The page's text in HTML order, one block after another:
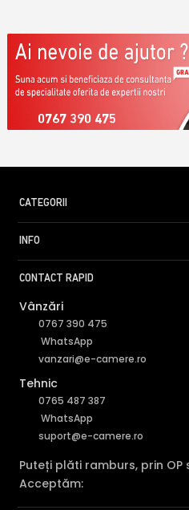
0767 390 475
CATEGORII
INFO
CONTACT RAPID
Vânzări
0767 390 475
WhatsApp
vanzari@e-camere.ro
Tehnic
0765 487 387
WhatsApp
suport@e-camere.ro
Puteți plăti ramburs, prin
Acceptăm: